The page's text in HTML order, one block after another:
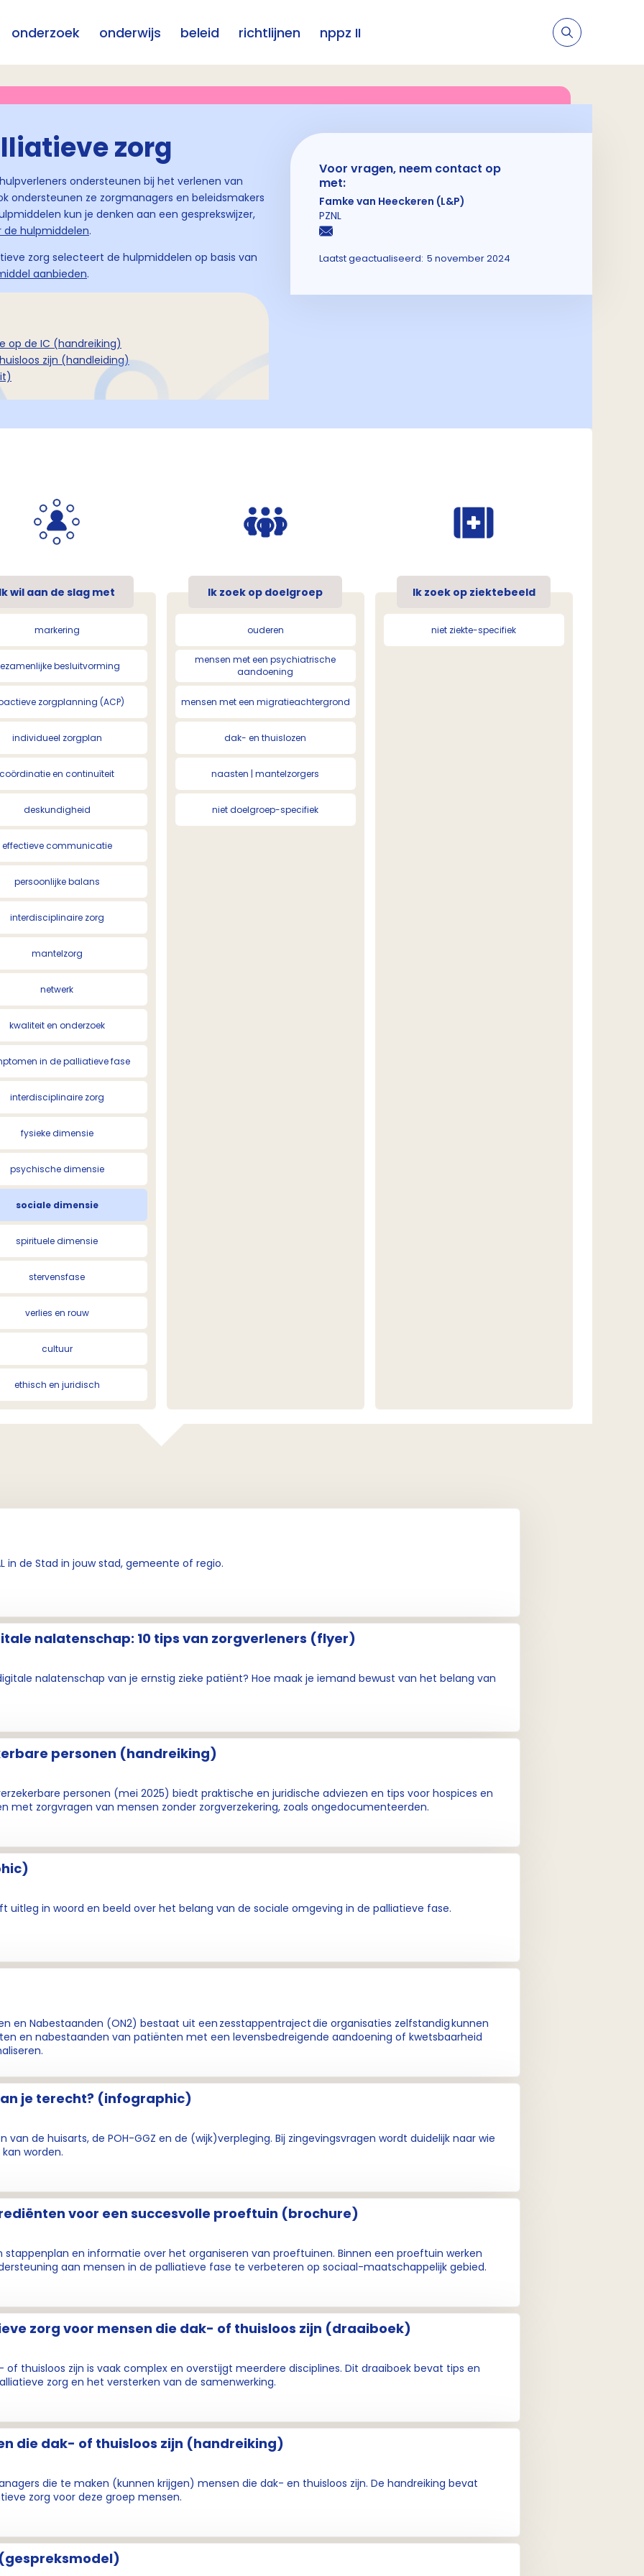
onderzoek onderwijs beleid richtlijnen nppz II
zorg
ondersteunen bij het verlenen van
ondersteunen ze zorgmanagers en beleidsmakers
kun je denken aan een gesprekswijzer,
de hulpmiddelen.
zorg selecteert de hulpmiddelen op basis van
aanbieden.
op de IC (handreiking)
zijn (handleiding)
Voor vragen, neem contact op
met:
Famke van Heeckeren (L&P)
PZNL
Laatst geactualiseerd: 5 november 2024
wil aan de slag met
markering
besluitvorming
zorgplanning (ACP)
individueel zorgplan
coördinatie en continuïteit
deskundigheid
effectieve communicatie
persoonlijke balans
interdisciplinaire zorg
mantelzorg
netwerk
kwaliteit en onderzoek
in de palliatieve fase
interdisciplinaire zorg
fysieke dimensie
psychische dimensie
sociale dimensie
spirituele dimensie
stervensfase
verlies en rouw
cultuur
ethisch en juridisch
Ik zoek op doelgroep
ouderen
mensen met een psychiatrische
aandoening
mensen met een migratieachtergrond
dak- en thuislozen
naasten | mantelzorgers
niet doelgroep-specifiek
Ik zoek op ziektebeeld
niet ziekte-specifiek
in de Stad in jouw stad, gemeente of regio.
nalatenschap: 10 tips van zorgverleners (flyer)
nalatenschap van je ernstig zieke patiënt? Hoe maak je iemand bewust van het belang van
Hospicezorg voor onverzekerbare personen (handreiking)
personen (mei 2025) biedt praktische en juridische adviezen en tips voor hospices en
met zorgvragen van mensen zonder zorgverzekering, zoals ongedocumenteerden.
uitleg in woord en beeld over het belang van de sociale omgeving in de palliatieve fase.
en Nabestaanden (ON2) bestaat uit een zesstappentraject die organisaties zelfstandig kunnen
en nabestaanden van patiënten met een levensbedreigende aandoening of kwetsbaarheid
je terecht? (infographic)
de huisarts, de POH-GGZ en de (wijk)verpleging. Bij zingevingsvragen wordt duidelijk naar wie
worden.
voor een succesvolle proeftuin (brochure)
stappenplan en informatie over het organiseren van proeftuinen. Binnen een proeftuin werken
aan mensen in de palliatieve fase te verbeteren op sociaal-maatschappelijk gebied.
zorg voor mensen die dak- of thuisloos zijn (draaiboek)
of thuisloos zijn is vaak complex en overstijgt meerdere disciplines. Dit draaiboek bevat tips en
zorg en het versterken van de samenwerking.
die dak- of thuisloos zijn (handreiking)
die te maken (kunnen krijgen) mensen die dak- en thuisloos zijn. De handreiking bevat
zorg voor deze groep mensen.